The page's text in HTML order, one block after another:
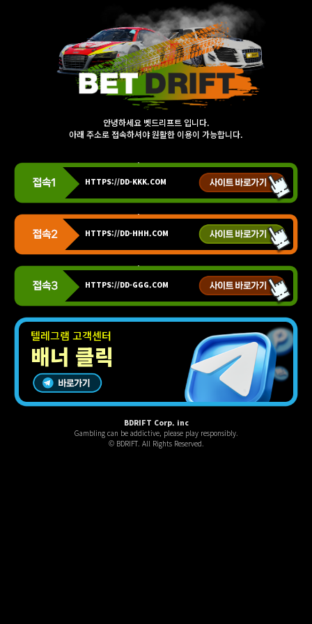
안녕하세요 벳드리프트 입니다.
아래 주소로 접속하셔야 원활한 이용이 가능합니다.
HTTPS://DD-KKK.COM
HTTPS://DD-HHH.COM
HTTPS://DD-GGG.COM
텔레그램 고객센터
배너 클릭
BDRIFT Corp. inc
Gambling can be addictive, please play responsibly.
© BDRIFT. All Rights Reserved.